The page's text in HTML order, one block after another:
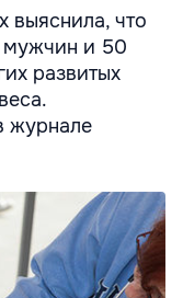
выяснила, что
мужчин и 50
развитых
журнале